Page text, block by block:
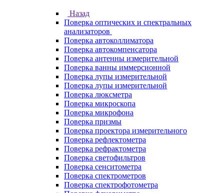
Назад
Поверка оптических и спектральных
анализаторов
Поверка автоколлиматора
Поверка автокомпенсатора
Поверка антенны измерительной
Поверка ванны иммерсионной
Поверка лупы измерительной
Поверка лупы измерительной
Поверка люксметра
Поверка микроскопа
Поверка микрофона
Поверка призмы
Поверка проектора измерительного
Поверка рефлектометра
Поверка рефрактометра
Поверка светофильтров
Поверка сенситометра
Поверка спектрометров
Поверка спектрофотометра